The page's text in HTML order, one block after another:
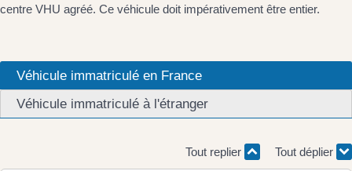
centre VHU agréé. Ce véhicule doit impérativement être entier.
Véhicule immatriculé en France
Véhicule immatriculé à l'étranger
Tout replier Tout déplier